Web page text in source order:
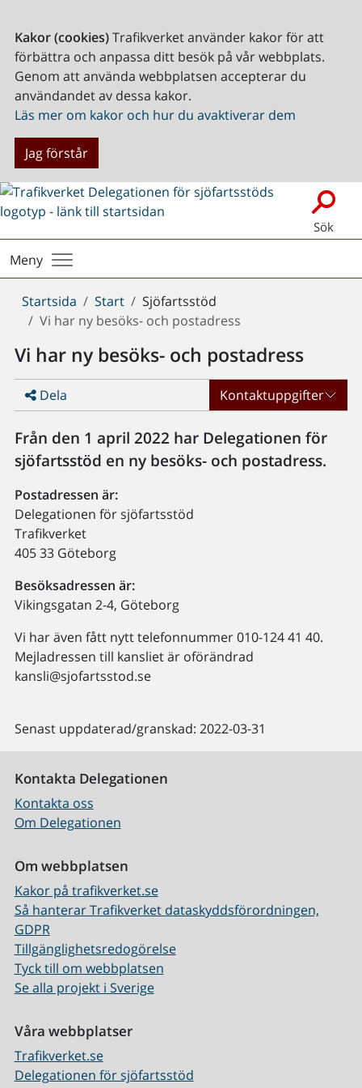
Kakor (cookies)Trafikverket använder kakor för att
förbättra och anpassa ditt besök på vår webbplats.
Genom att använda webbplatsen accepterar du
användandet av dessa kakor.
Läs mer om kakor och hur du avaktiverar dem
Jag förstår
Sök
Meny
Du
är
Startsida Start
Sjöfartsstöd
Vi har ny besöks- och postadress
Vi har ny besöks- och postadress
Dela Kontaktuppgifter
Från den 1 april 2022 har Delegationen för
sjöfartsstöd en ny besöks- och postadress.
Postadressen är:
Delegationen för sjöfartsstöd
Trafikverket
405 33 Göteborg
Besöksadressen är:
Vikingsgatan 2-4, Göteborg
Vi har även fått nytt telefonnummer 010-124 41 40.
Mejladressen till kansliet är oförändrad
kansli@sjofartsstod.se
Senast uppdaterad/granskad: 2022-03-31
Kontakta Delegationen
Kontakta oss
Om Delegationen
Om webbplatsen
Kakor på trafikverket.se
Så hanterar Trafikverket dataskyddsförordningen,
GDPR
Tillgänglighetsredogörelse
Tyck till om webbplatsen
Se alla projekt i Sverige
Våra webbplatser
Trafikverket.se
Delegationen för sjöfartsstöd